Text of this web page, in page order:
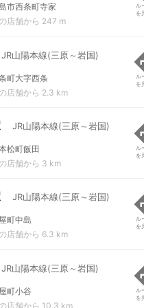
市西条町寺家
店舗から 247 m
ル
を
JR山陽本線(三原～岩国)
町大字西条
店舗から 2.3 km
ル
を
JR山陽本線(三原～岩国)
松町飯田
店舗から 3 km
ル
を
JR山陽本線(三原～岩国)
町中島
店舗から 6.3 km
ル
を
JR山陽本線(三原～岩国)
町小谷
店舗から 10.3 km
ル
を